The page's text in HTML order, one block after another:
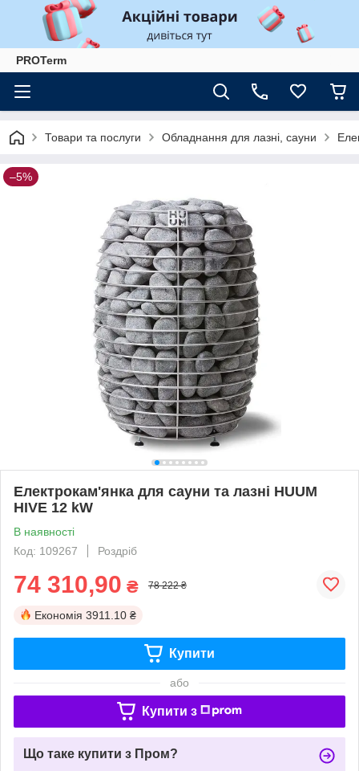
PROTerm
Товари та послуги Обладнання для лазні, сауни
–5%
Електрокам'янка для сауни та лазні HUUM
HIVE 12 kW
В наявності
Код: 109267
Роздріб
74 310,90 ₴ 78 222 ₴
Економія 3911.10 ₴
Купити
або
Купити з
Що таке купити з Пром?